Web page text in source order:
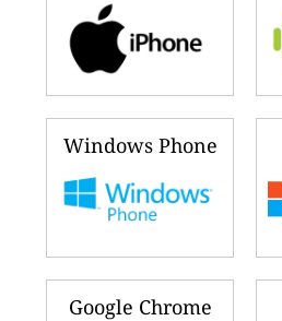
Windows Phone
Google Chrome